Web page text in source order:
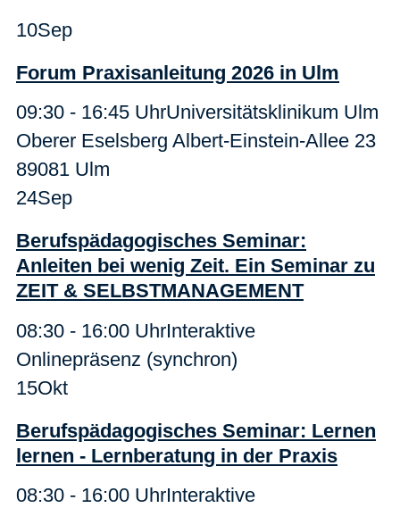
10Sep
Forum Praxisanleitung 2026 in Ulm
09:30 - 16:45 UhrUniversitätsklinikum Ulm
Oberer Eselsberg Albert-Einstein-Allee 23
89081 Ulm
24Sep
Berufspädagogisches Seminar:
Anleiten bei wenig Zeit. Ein Seminar zu
ZEIT & SELBSTMANAGEMENT
08:30 - 16:00 UhrInteraktive
Onlinepräsenz (synchron)
15Okt
Berufspädagogisches Seminar: Lernen
lernen - Lernberatung in der Praxis
08:30 - 16:00 UhrInteraktive